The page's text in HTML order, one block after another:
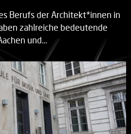
Berufs der Architekt*innen in
zahlreiche bedeutende
und…